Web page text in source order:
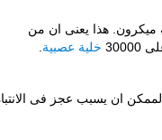
ميكرون. هذا يعنى ان من
خلية عصبية
ان يسبب عجز فى